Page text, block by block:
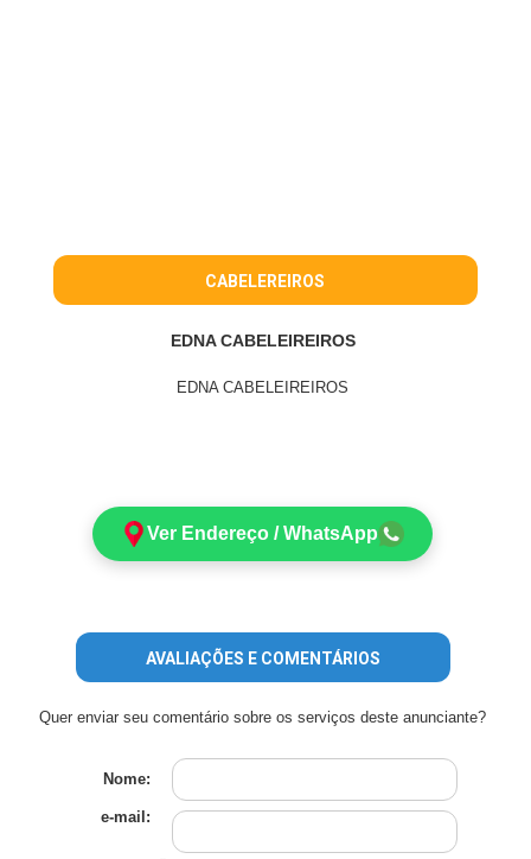
CABELEREIROS
EDNA CABELEIREIROS
EDNA CABELEIREIROS
Ver Endereço / WhatsApp
AVALIAÇÕES E COMENTÁRIOS
Quer enviar seu comentário sobre os serviços deste anunciante?
Nome:
e-mail: